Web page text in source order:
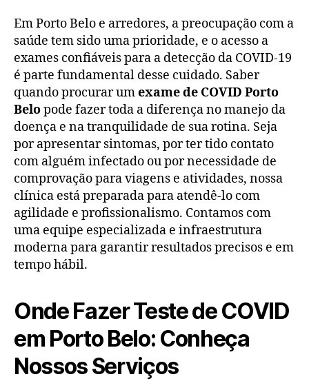
Em Porto Belo e arredores, a preocupação com a
saúde tem sido uma prioridade, e o acesso a
exames confiáveis para a detecção da COVID-19
é parte fundamental desse cuidado. Saber
quando procurar umexame de COVID Porto
Belopode fazer toda a diferença no manejo da
doença e na tranquilidade de sua rotina. Seja
por apresentar sintomas, por ter tido contato
com alguém infectado ou por necessidade de
comprovação para viagens e atividades, nossa
clínica está preparada para atendê-lo com
agilidade e profissionalismo. Contamos com
uma equipe especializada e infraestrutura
moderna para garantir resultados precisos e em
tempo hábil.
Onde Fazer Teste de COVID
em Porto Belo: Conheça
Nossos Serviços